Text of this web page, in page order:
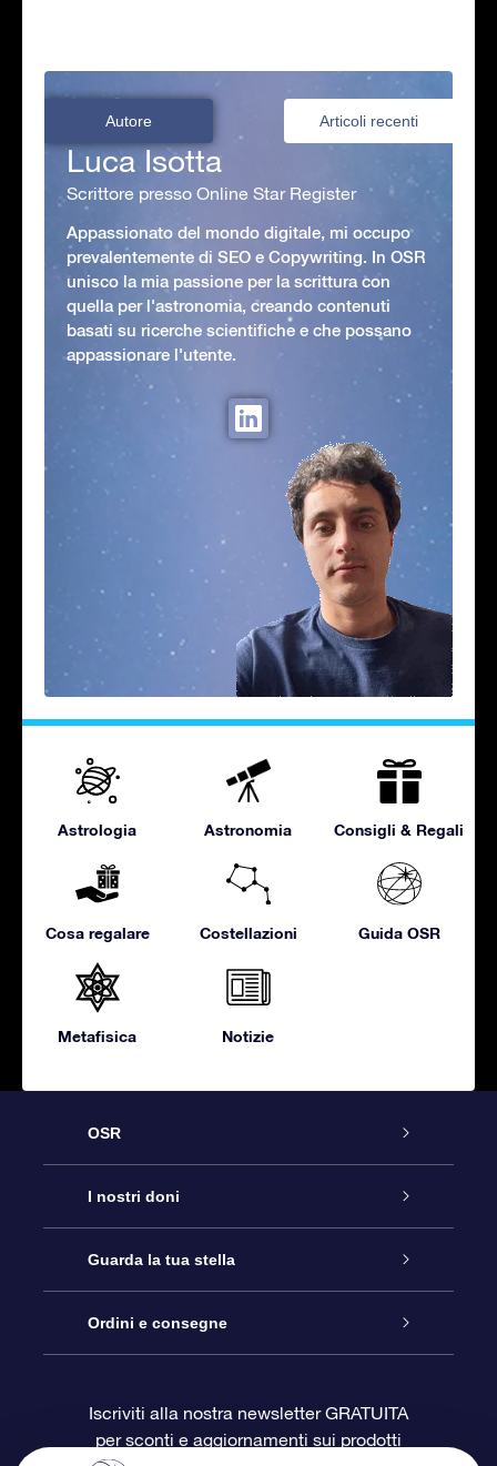
Autore Articoli recenti
Luca Isotta
Scrittore presso Online Star Register
Appassionato del mondo digitale, mi occupo
prevalentemente di SEO e Copywriting. In OSR
unisco la mia passione per la scrittura con
quella per l'astronomia, creando contenuti
basati su ricerche scientifiche e che possano
appassionare l'utente.
Astrologia Astronomia Consigli & Regali
Cosa regalare Costellazioni Guida OSR
Metafisica Notizie
OSR
Assistenza
Contattaci
Blog
OSR Recensioni
I nostri doni
Online Star Gift
Pacchetto regalo OSR
Gift Card OSR
Guarda la tua stella
Registro stellare
Star Page personalizzata
Ordini e consegne
Informazioni di Pagamento
Iscriviti alla nostra newsletter GRATUITA
per sconti e aggiornamenti sui prodotti